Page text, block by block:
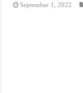
September 1, 2022